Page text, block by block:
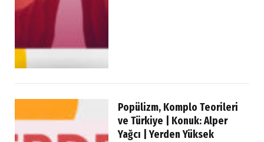
Popülizm, Komplo Teorileri
ve Türkiye | Konuk: Alper
Yağcı | Yerden Yüksek